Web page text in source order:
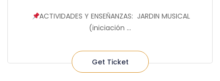
ACTIVIDADES Y ENSEÑANZAS: ⁣⁠ JARDIN MUSICAL
(iniciación ...
Get Ticket